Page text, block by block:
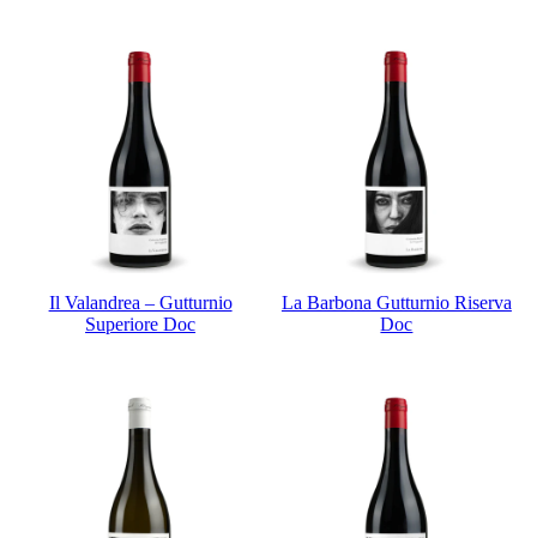
Il Valandrea – Gutturnio
Superiore Doc
La Barbona Gutturnio Riserva
Doc